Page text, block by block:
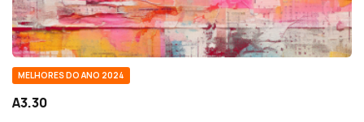
MELHORES DO ANO 2024
A3.30